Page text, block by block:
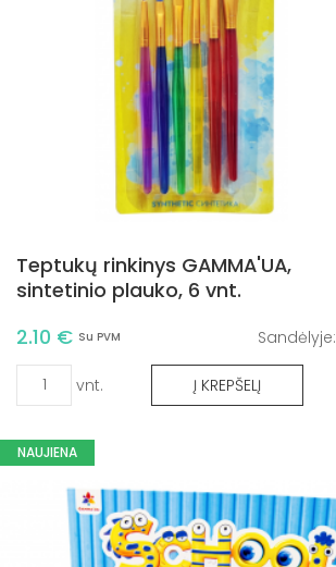
Teptukų rinkinys GAMMA'UA,
sintetinio plauko, 6 vnt.
2.10 € Su PVM Sandėlyje:
vnt. Į KREPŠELĮ
NAUJIENA